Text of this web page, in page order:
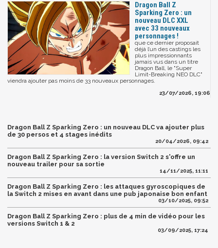
Dragon Ball Z
Sparking Zero : un
nouveau DLC XXL
avec 33 nouveaux
personnages !
que ce dernier proposait
déjà l’un des castings les
plus impressionnants
jamais vus dans un titre
Dragon Ball, le "Super
Limit-Breaking NEO DLC"
viendra ajouter pas moins de 33 nouveaux personnages.
23/07/2026, 19:06
Dragon Ball Z Sparking Zero : un nouveau DLC va ajouter plus
de 30 persos et 4 stages inédits
20/04/2026, 09:42
Dragon Ball Z Sparking Zero : la version Switch 2 s'offre un
nouveau trailer pour sa sortie
14/11/2025, 11:11
Dragon Ball Z Sparking Zero : les attaques gyroscopiques de
la Switch 2 mises en avant dans une pub japonaise bon enfant
03/10/2025, 09:52
Dragon Ball Z Sparking Zero : plus de 4 min de vidéo pour les
versions Switch 1 & 2
03/09/2025, 17:24